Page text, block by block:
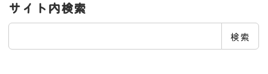
サイト内検索
検
検索